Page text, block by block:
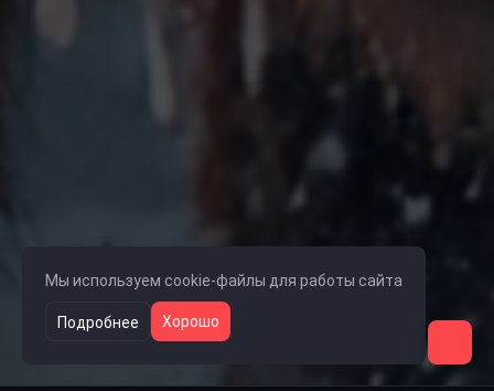
Мы используем cookie-файлы для работы сайта
Подробнее Хорошо